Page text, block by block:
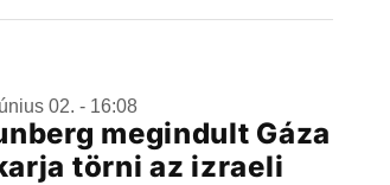
02. - 16:08
megindult Gáza
törni az izraeli